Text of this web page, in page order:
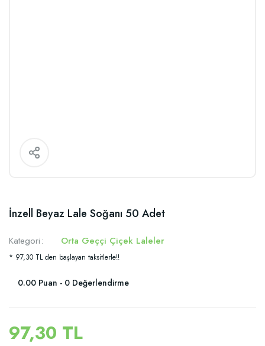
İnzell Beyaz Lale Soğanı 50 Adet
Kategori Orta Geççi Çiçek Laleler
* 97,30 TL den başlayan taksitlerle!!
0.00 Puan - 0 Değerlendirme
97,30 TL